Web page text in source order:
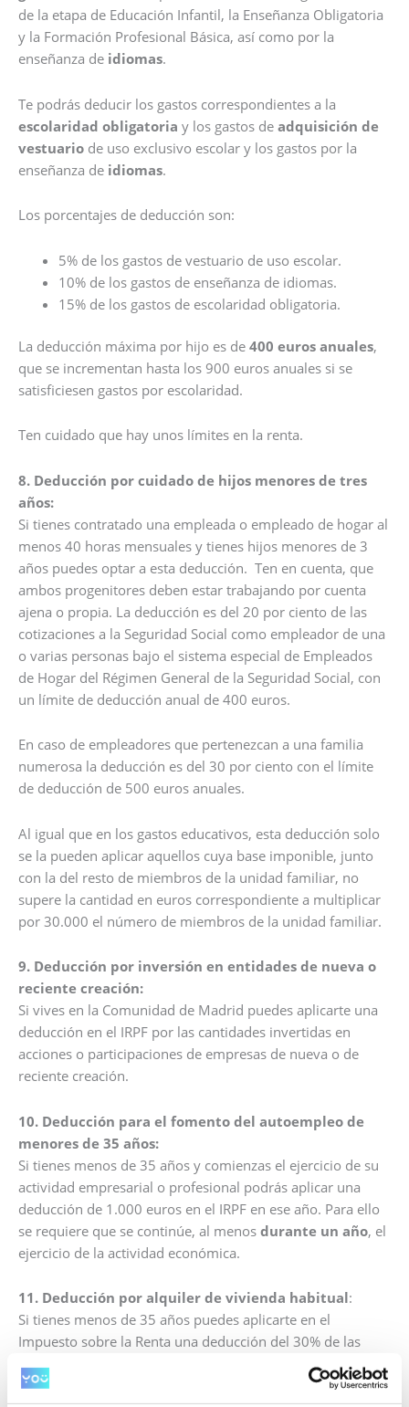
de la etapa de Educación Infantil, la Enseñanza Obligatoria
y la Formación Profesional Básica, así como por la
enseñanza de idiomas.
Te podrás deducir los gastos correspondientes a la
escolaridad obligatoria y los gastos de adquisición de
vestuario de uso exclusivo escolar y los gastos por la
enseñanza de idiomas.
Los porcentajes de deducción son:
5% de los gastos de vestuario de uso escolar.
10% de los gastos de enseñanza de idiomas.
15% de los gastos de escolaridad obligatoria.
La deducción máxima por hijo es de 400 euros anuales,
que se incrementan hasta los 900 euros anuales si se
satisficiesen gastos por escolaridad.
Ten cuidado que hay unos límites en la renta.
8. Deducción por cuidado de hijos menores de tres
años:
Si tienes contratado una empleada o empleado de hogar al
menos 40 horas mensuales y tienes hijos menores de 3
años puedes optar a esta deducción. Ten en cuenta, que
ambos progenitores deben estar trabajando por cuenta
ajena o propia. La deducción es del 20 por ciento de las
cotizaciones a la Seguridad Social como empleador de una
o varias personas bajo el sistema especial de Empleados
de Hogar del Régimen General de la Seguridad Social, con
un límite de deducción anual de 400 euros.
En caso de empleadores que pertenezcan a una familia
numerosa la deducción es del 30 por ciento con el límite
de deducción de 500 euros anuales.
Al igual que en los gastos educativos, esta deducción solo
se la pueden aplicar aquellos cuya base imponible, junto
con la del resto de miembros de la unidad familiar, no
supere la cantidad en euros correspondiente a multiplicar
por 30.000 el número de miembros de la unidad familiar.
9. Deducción por inversión en entidades de nueva o
reciente creación:
Si vives en la Comunidad de Madrid puedes aplicarte una
deducción en el IRPF por las cantidades invertidas en
acciones o participaciones de empresas de nueva o de
reciente creación.
10. Deducción para el fomento del autoempleo de
menores de 35 años:
Si tienes menos de 35 años y comienzas el ejercicio de su
actividad empresarial o profesional podrás aplicar una
deducción de 1.000 euros en el IRPF en ese año. Para ello
se requiere que se continúe, al menos durante un año, el
ejercicio de la actividad económica.
11. Deducción por alquiler de vivienda habitual:
Si tienes menos de 35 años puedes aplicarte en el
Impuesto sobre la Renta una deducción del 30% de las
cantidades destinadas al alquiler, hasta un máximo de
1.000 euros al año.